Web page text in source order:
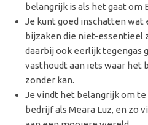
belangrijk is als het gaat om
Je kunt goed inschatten wat
bijzaken die niet-essentieel
daarbij ook eerlijk tegengas
vasthoudt aan iets waar het
zonder kan.
Je vindt het belangrijk om
bedrijf als Meara Luz, en zo